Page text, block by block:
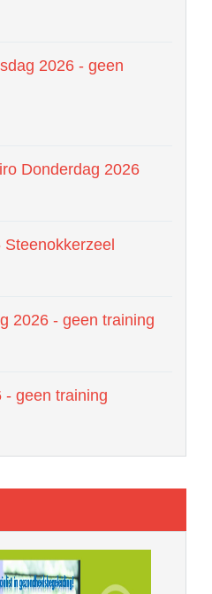
2026 - geen
Donderdag 2026
2026 - geen training
- geen training